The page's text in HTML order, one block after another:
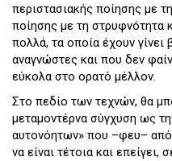
περιστασιακής ποίησης με
ποίησης με τη στρυφνότητα
πολλά, τα οποία έχουν γίνει
αναγνώστες και που δεν
εύκολα στο ορατό μέλλον.
Στο πεδίο των τεχνών, θα
μεταμοντέρνα σύγχυση ως
αυτονόητων» που –φευ– από
να είναι τέτοια και